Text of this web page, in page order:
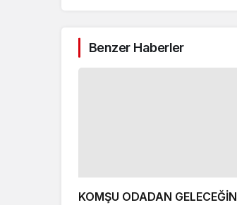
Benzer Haberler
KOMŞU ODADAN GELECEĞİN